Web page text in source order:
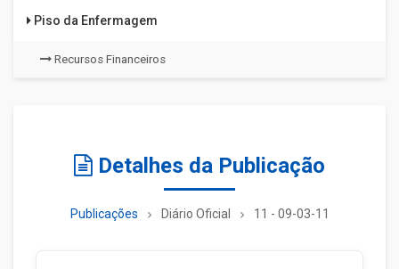
Piso da Enfermagem
Recursos Financeiros
Detalhes da Publicação
Publicações Diário Oficial 11 - 09-03-11